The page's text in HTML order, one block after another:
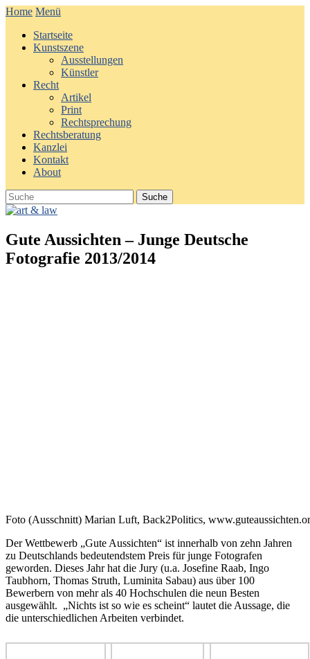
Home Menü
Startseite
Kunstszene
Ausstellungen
Künstler
Recht
Artikel
Print
Rechtsprechung
Rechtsberatung
Kanzlei
Kontakt
About
Gute Aussichten – Junge Deutsche
Fotografie 2013/2014
Foto (Ausschnitt) Marian Luft, Back2Politics,
Der Wettbewerb „Gute Aussichten“ ist innerhalb von zehn Jahren
zu Deutschlands bedeutendstem Preis für junge Fotografen
geworden. Dieses Jahr hat die Jury (u.a. Josefine Raab, Ingo
Taubhorn, Thomas Struth, Luminita Sabau) aus über 100
Bewerbern von mehr als 40 Hochschulen die neun Besten
ausgewählt. „Nichts ist so wie es scheint“ lautet die Aussage, die
die unterschiedlichen Arbeiten verbindet.